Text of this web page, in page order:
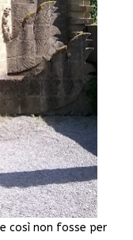
così non fosse per